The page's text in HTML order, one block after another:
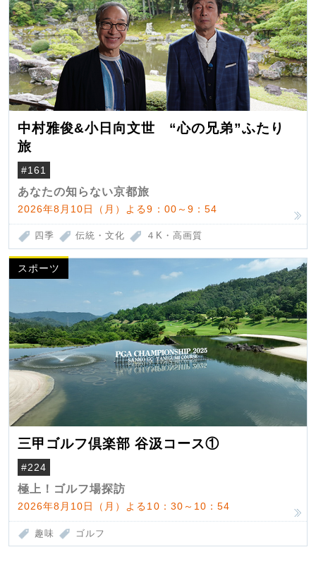
中村雅俊&小日向文世 “心の兄弟”ふたり
旅
#161
あなたの知らない京都旅
2026年8月10日（月）よる9：00～9：54
四季 伝統・文化 ４K・高画質
スポーツ
三甲ゴルフ倶楽部 谷汲コース①
#224
極上！ゴルフ場探訪
2026年8月10日（月）よる10：30～10：54
趣味 ゴルフ